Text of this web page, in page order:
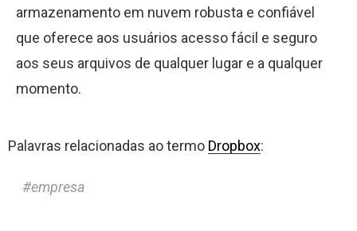
armazenamento em nuvem robusta e confiável
que oferece aos usuários acesso fácil e seguro
aos seus arquivos de qualquer lugar e a qualquer
momento.
Palavras relacionadas ao termo Dropbox:
empresa